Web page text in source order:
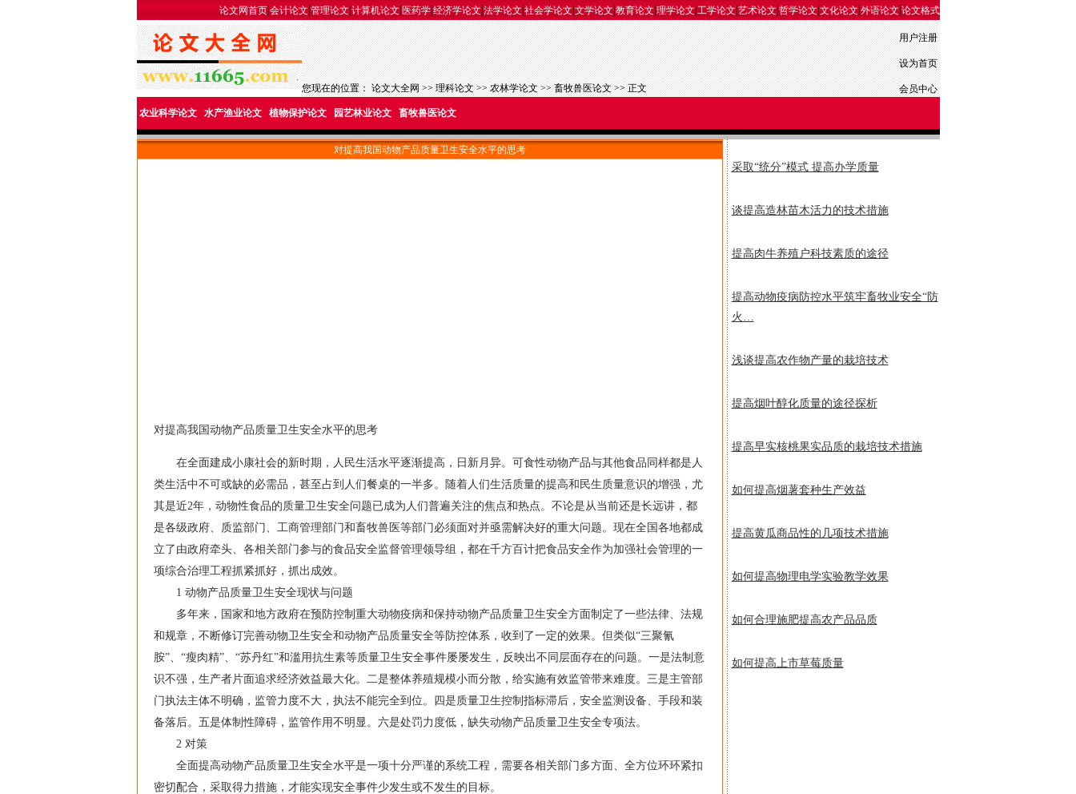
论文网首页|会计论文|管理论文|计算机论文| 医药学|经济学论文|法学论文|社会学论文|文学论文|教育论文|理学论文|工学论文|艺术论文|哲学论文|文化论文|外语论文|论文格式
用户注册
设为首页
您现在的位置：论文大全网>>理科论文>>农林学论文>>畜牧兽医论文>> 正文 会员中心
农业科学论文 水产渔业论文 植物保护论文 园艺林业论文 畜牧兽医论文
对提高我国动物产品质量卫生安全水平的思考
对提高我国动物产品质量卫生安全水平的思考
在全面建成小康社会的新时期，人民生活水平逐渐提高，日新月异。可食性动物产品与其他食品同样都是人
类生活中不可或缺的必需品，甚至占到人们餐桌的一半多。随着人们生活质量的提高和民生质量意识的增强，尤
其是近2年，动物性食品的质量卫生安全问题已成为人们普遍关注的焦点和热点。不论是从当前还是长远讲，都
是各级政府、质监部门、工商管理部门和畜牧兽医等部门必须面对并亟需解决好的重大问题。现在全国各地都成
立了由政府牵头、各相关部门参与的食品安全监督管理领导组，都在千方百计把食品安全作为加强社会管理的一
项综合治理工程抓紧抓好，抓出成效。
1 动物产品质量卫生安全现状与问题
多年来，国家和地方政府在预防控制重大动物疫病和保持动物产品质量卫生安全方面制定了一些法律、法规
和规章，不断修订完善动物卫生安全和动物产品质量安全等防控体系，收到了一定的效果。但类似“三聚氰
胺”、“瘦肉精”、“苏丹红”和滥用抗生素等质量卫生安全事件屡屡发生，反映出不同层面存在的问题。一是法制意
识不强，生产者片面追求经济效益最大化。二是整体养殖规模小而分散，给实施有效监管带来难度。三是主管部
门执法主体不明确，监管力度不大，执法不能完全到位。四是质量卫生控制指标滞后，安全监测设备、手段和装
备落后。五是体制性障碍，监管作用不明显。六是处罚力度低，缺失动物产品质量卫生安全专项法。
2 对策
全面提高动物产品质量卫生安全水平是一项十分严谨的系统工程，需要各相关部门多方面、全方位环环紧扣
密切配合，采取得力措施，才能实现安全事件少发生或不发生的目标。
采取“统分”模式 提高办学质量
谈提高造林苗木活力的技术措施
提高肉牛养殖户科技素质的途径
提高动物疫病防控水平筑牢畜牧业安全“防
火…
浅谈提高农作物产量的栽培技术
提高烟叶醇化质量的途径探析
提高早实核桃果实品质的栽培技术措施
如何提高烟薯套种生产效益
提高黄瓜商品性的几项技术措施
如何提高物理电学实验教学效果
如何合理施肥提高农产品品质
如何提高上市草莓质量